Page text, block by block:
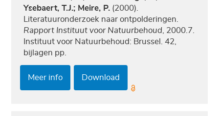
Ysebaert, T.J.; Meire, P. (2000).
Literatuuronderzoek naar ontpolderingen.
Rapport Instituut voor Natuurbehoud , 2000.7.
Instituut voor Natuurbehoud: Brussel. 42,
bijlagen pp.
Meer info Download